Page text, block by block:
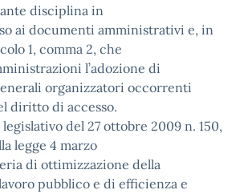
disciplina in
ai documenti amministrativi e, in
1, comma 2, che
l’adozione di
organizzatori occorrenti
diritto di accesso.
del 27 ottobre 2009 n. 150,
legge 4 marzo
di ottimizzazione della
pubblico e di efficienza e